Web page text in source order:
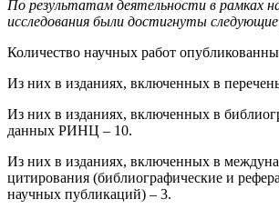
По результатам деятельности в рамках
исследования были достигнуты
Количество научных работ
Из них в изданиях, включенных в
Из них в изданиях, включенных в
данных РИНЦ – 10.
Из них в изданиях, включенных в
цитирования (библиографические и
научных публикаций) – 3.